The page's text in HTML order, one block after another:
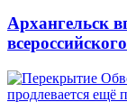
Архангельск